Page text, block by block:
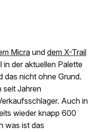
Micraund dem X-Trail
der aktuellen Palette
das nicht ohne Grund.
seit Jahren
Auch in
wieder knapp 600
was ist das